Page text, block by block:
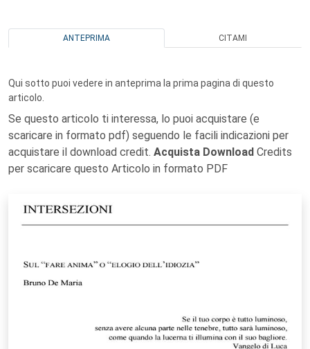
ANTEPRIMA CITAMI
Qui sotto puoi vedere in anteprima la prima pagina di questo
articolo.
Se questo articolo ti interessa, lo puoi acquistare (e
scaricare in formato pdf) seguendo le facili indicazioni per
acquistare il download credit. Acquista Download Credits
per scaricare questo Articolo in formato PDF